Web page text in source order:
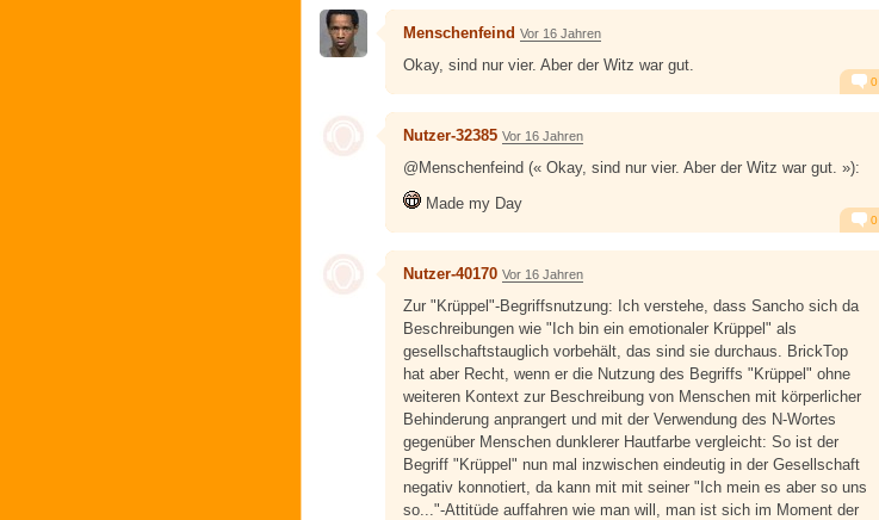
Alarm Antworten
Menschenfeind Vor 16 Jahren
Okay, sind nur vier. Aber der Witz war gut.
Alarm Antworten
0
Nutzer-32385 Vor 16 Jahren
@Menschenfeind (« Okay, sind nur vier. Aber der Witz war gut. »):
Made my Day
Alarm Antworten
0
Nutzer-40170 Vor 16 Jahren
Zur "Krüppel"-Begriffsnutzung: Ich verstehe, dass Sancho sich da
Beschreibungen wie "Ich bin ein emotionaler Krüppel" als
gesellschaftstauglich vorbehält, das sind sie durchaus. BrickTop
hat aber Recht, wenn er die Nutzung des Begriffs "Krüppel" ohne
weiteren Kontext zur Beschreibung von Menschen mit körperlicher
Behinderung anprangert und mit der Verwendung des N-Wortes
gegenüber Menschen dunklerer Hautfarbe vergleicht: So ist der
Begriff "Krüppel" nun mal inzwischen eindeutig in der Gesellschaft
negativ konnotiert, da kann mit mit seiner "Ich mein es aber so uns
so..."-Attitüde auffahren wie man will, man ist sich im Moment der